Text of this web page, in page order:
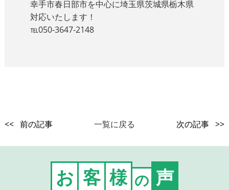
幸手市春日部市を中心に埼玉県茨城県栃木県
対応いたします！
℡050-3647-2148
<< 前の記事 一覧に戻る 次の記事 >>
お 客 様 の 声